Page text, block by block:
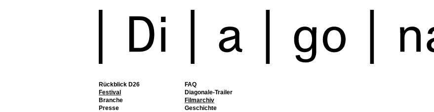
Rückblick D26
Festival
FAQ
Diagonale-Trailer
Filmarchiv
Geschichte
Branche
Presse